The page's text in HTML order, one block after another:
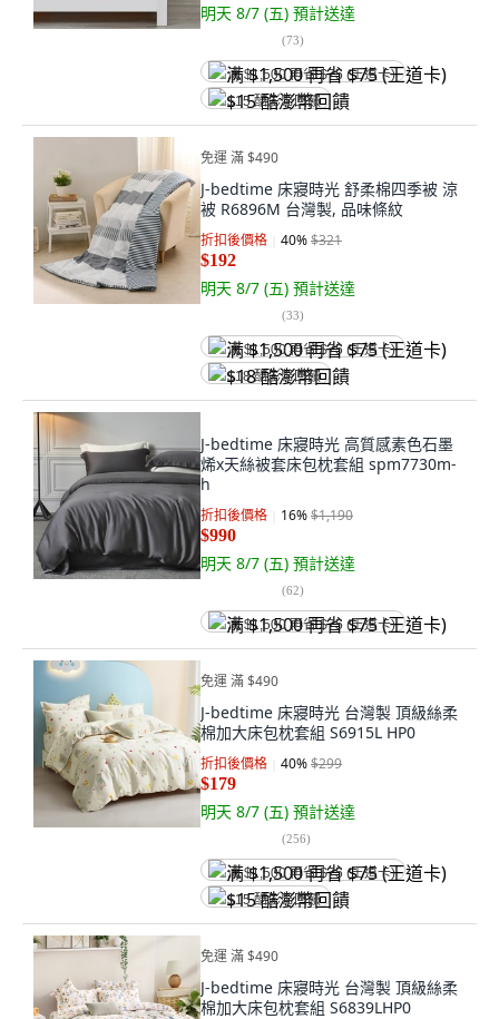
明天 8/7 (五) 預計送達
(73)
满 $1,500 再省 $75 (王道卡)
$15 酷澎幣回饋
免運 滿 $490
J-bedtime 床寢時光 舒柔棉四季被 涼
被 R6896M 台灣製, 品味條紋
折扣後價格 40%$321
$192
明天 8/7 (五) 預計送達
(33)
满 $1,500 再省 $75 (王道卡)
$18 酷澎幣回饋
J-bedtime 床寢時光 高質感素色石墨
烯x天絲被套床包枕套組 spm7730m-
h
折扣後價格 16%$1,190
$990
明天 8/7 (五) 預計送達
(62)
满 $1,500 再省 $75 (王道卡)
免運 滿 $490
J-bedtime 床寢時光 台灣製 頂級絲柔
棉加大床包枕套組 S6915L HP0
折扣後價格 40%$299
$179
明天 8/7 (五) 預計送達
(256)
满 $1,500 再省 $75 (王道卡)
$15 酷澎幣回饋
免運 滿 $490
J-bedtime 床寢時光 台灣製 頂級絲柔
棉加大床包枕套組 S6839LHP0